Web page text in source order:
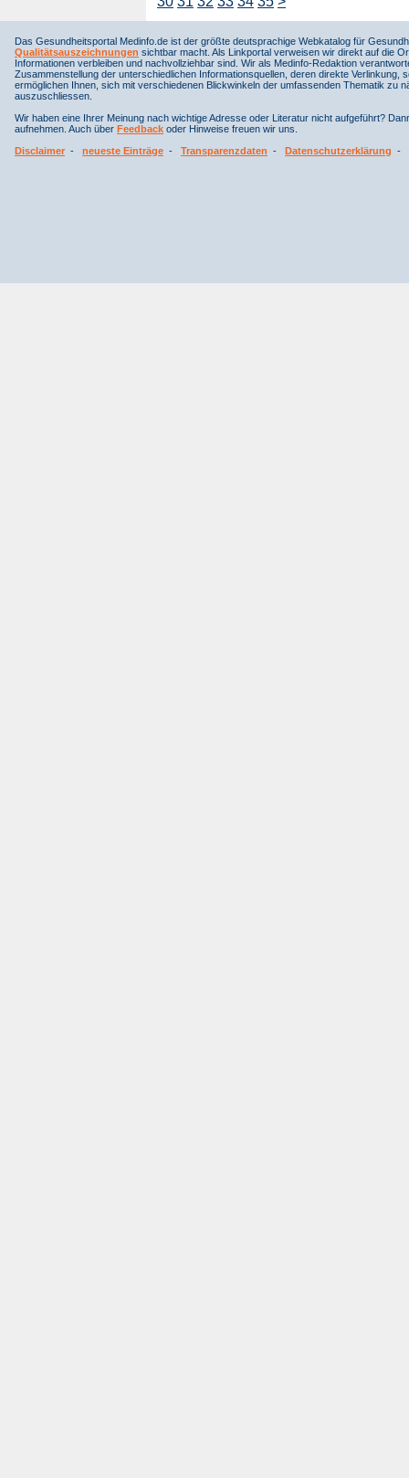
Das Gesundheitsportal Medinfo.de ist der größte deutsprachige Webkatalog für
Qualitätsauszeichnungen sichtbar macht. Als Linkportal verweisen wir direkt auf die
Informationen verbleiben und nachvollziehbar sind. Wir als Medinfo-Redaktion
Zusammenstellung der unterschiedlichen Informationsquellen, deren direkte
ermöglichen Ihnen, sich mit verschiedenen Blickwinkeln der umfassenden Thematik
auszuschliessen.
Wir haben eine Ihrer Meinung nach wichtige Adresse oder Literatur nicht aufgeführt?
aufnehmen. Auch über Feedback oder Hinweise freuen wir uns.
Disclaimer - neueste Einträge - Transparenzdaten - Datenschutzerklärung -